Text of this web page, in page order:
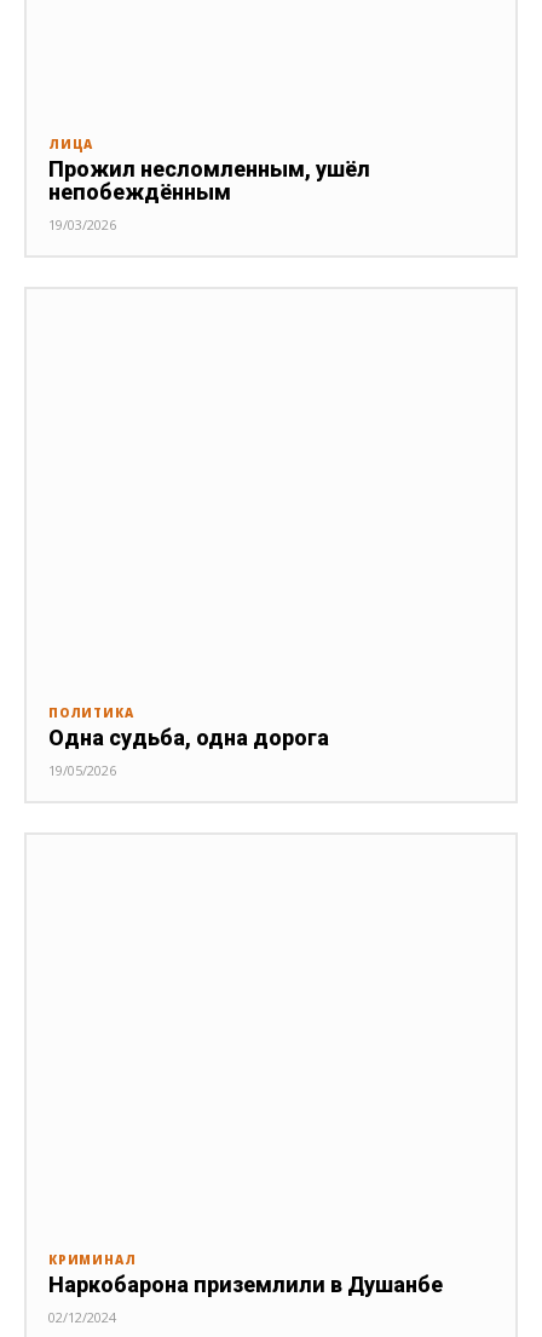
ЛИЦА
Прожил несломленным, ушёл
непобеждённым
19/03/2026
ПОЛИТИКА
Одна судьба, одна дорога
19/05/2026
КРИМИНАЛ
Наркобарона приземлили в Душанбе
02/12/2024